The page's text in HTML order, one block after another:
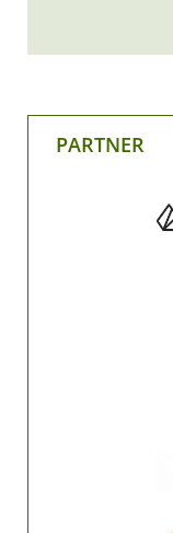
PARTNER